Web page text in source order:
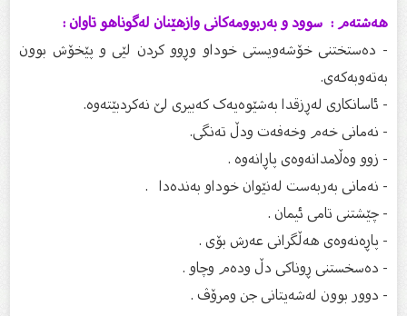
هەشتەم : سوود و بەربوومەکانی وازهێنان لەگوناهو تاوان :
- دەستختنی خۆشەویستی خوداو وڕوو کردن لێی و پێخۆش بوون
بەتەوبەکەی.
- ئاسانکاری لەڕزقدا بەشێوەیەک کەبیری لێ نەکردبێتەوە.
- نەمانی خەم وخەفەت ودڵ تەنگی.
- زوو وەڵامدانەوەی پاڕانەوە .
- نەمانی بەربەست لەنێوان خوداو بەندەدا .
- چێشتنی تامی ئیمان .
- پاڕەنەوەی هەڵگرانی عەرش بۆی .
- دەسخستنی ڕوناکی دڵ ودەم وچاو .
- دوور بوون لەشەیتانی جن ومرۆڤ .